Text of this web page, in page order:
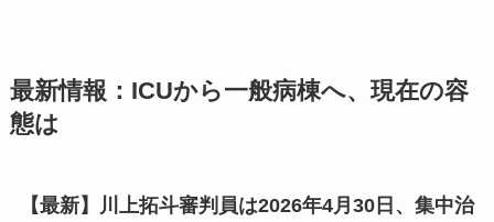
最新情報：ICUから一般病棟へ、現在の容
態は
【最新】川上拓斗審判員は2026年4月30日、集中治